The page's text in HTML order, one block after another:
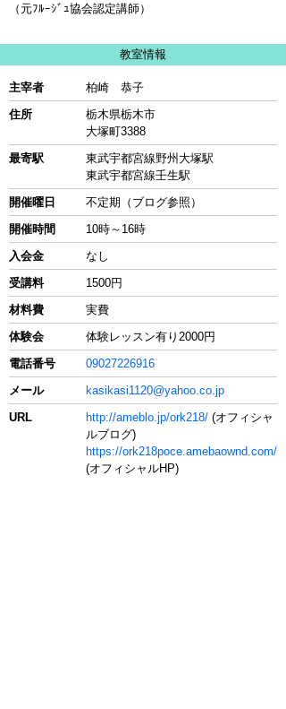
（元ﾌﾙｰｼﾞｭ協会認定講師）
教室情報
主宰者
柏崎 恭子
住所
栃木県栃木市
大塚町3388
最寄駅
東武宇都宮線野州大塚駅
東武宇都宮線壬生駅
開催曜日
不定期（ブログ参照）
開催時間
10時～16時
入会金
なし
受講料
1500円
材料費
実費
体験会
体験レッスン有り2000円
電話番号
09027226916
メール
kasikasi1120@yahoo.co.jp
URL
http://ameblo.jp/ork218/ (オフィシャ
ルブログ)
https://ork218poce.amebaownd.com/
(オフィシャルHP)